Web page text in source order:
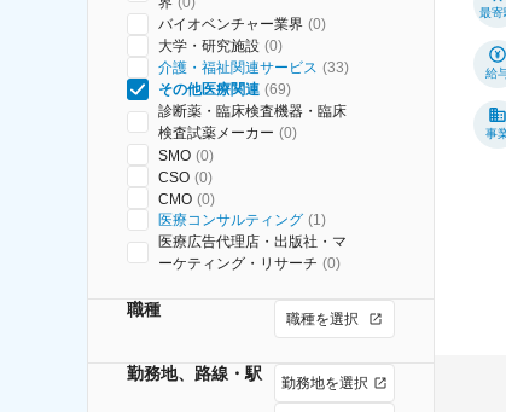
バイオベンチャー業界 (0)
大学・研究施設 (0)
介護・福祉関連サービス (33)
その他医療関連 (69)
診断薬・臨床検査機器・臨床
検査試薬メーカー (0)
SMO (0)
CSO (0)
CMO (0)
医療コンサルティング (1)
医療広告代理店・出版社・マ
ーケティング・リサーチ (0)
職種 職種を選択
勤務地、路線・駅 勤務地を選択
最寄
給
事